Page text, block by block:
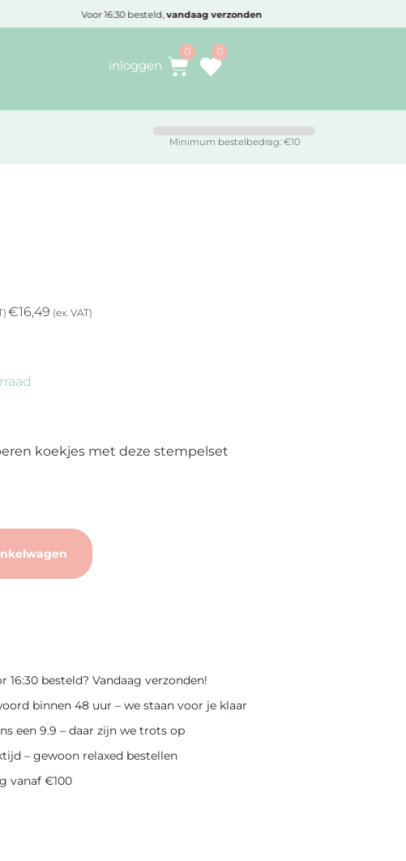
Voor 16:30 besteld,vandaag verzonden
inloggen
Minimum bestelbedrag: €10
€16,49 (ex. VAT)
koekjes met deze stempelset
16:30 besteld? Vandaag verzonden!
binnen 48 uur – we staan voor je klaar
een 9.9 – daar zijn we trots op
– gewoon relaxed bestellen
vanaf €100